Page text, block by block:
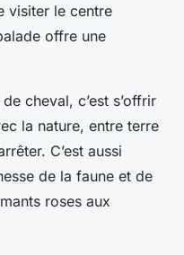
visiter le centre
offre une
cheval, c’est s’offrir
la nature, entre terre
C’est aussi
de la faune et de
roses aux